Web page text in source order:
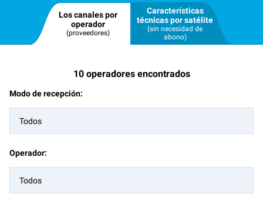
Los canales por
operador
(proveedores)
Características
técnicas por satélite
(sin necesidad de
abono)
10 operadores encontrados
Modo de recepción:
Todos
Operador:
Todos